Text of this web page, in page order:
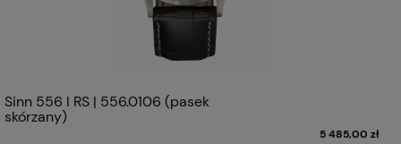
Sinn 556 I RS | 556.0106 (pasek
skórzany)
5 485,00 zł